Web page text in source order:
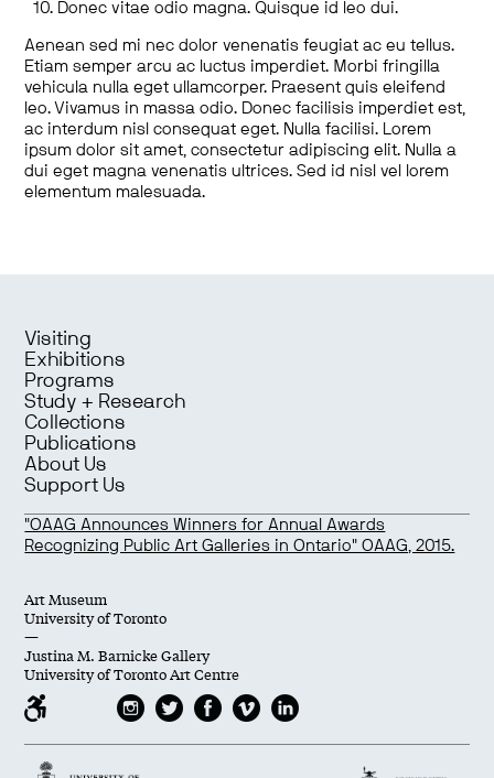
Donec vitae odio magna. Quisque id leo dui.
Aenean sed mi nec dolor venenatis feugiat ac eu tellus.
Etiam semper arcu ac luctus imperdiet. Morbi fringilla
vehicula nulla eget ullamcorper. Praesent quis eleifend
leo. Vivamus in massa odio. Donec facilisis imperdiet est,
ac interdum nisl consequat eget. Nulla facilisi. Lorem
ipsum dolor sit amet, consectetur adipiscing elit. Nulla a
dui eget magna venenatis ultrices. Sed id nisl vel lorem
elementum malesuada.
Visiting
Exhibitions
Programs
Study + Research
Collections
Publications
About Us
Support Us
"OAAG Announces Winners for Annual Awards
Recognizing Public Art Galleries in Ontario" OAAG, 2015.
Art Museum
University of Toronto
—
Justina M. Barnicke Gallery
University of Toronto Art Centre